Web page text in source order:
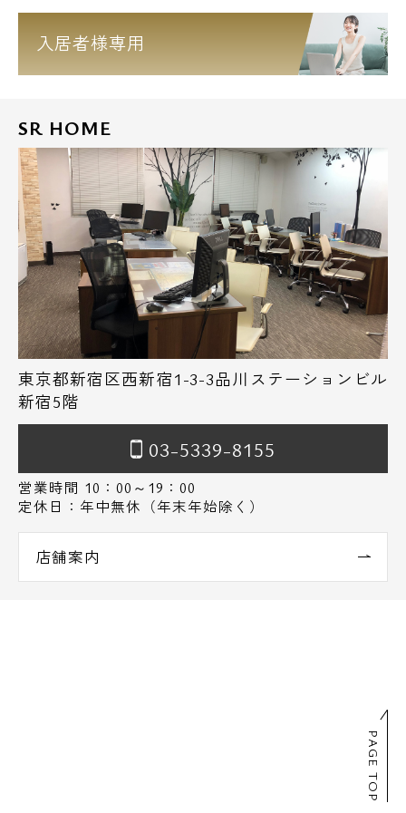
入居者様専用
SR HOME
東京都新宿区西新宿1-3-3品川ステーションビル
新宿5階
03-5339-8155
営業時間 10：00～19：00
定休日：年中無休（年末年始除く）
店舗案内
PAGE TOP